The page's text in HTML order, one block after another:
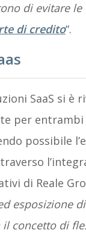
di evitare
di credito“.
SaaS si è
per
possibile
di Reale
esposizione
il concetto di